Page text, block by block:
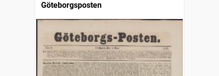
Göteborgsposten